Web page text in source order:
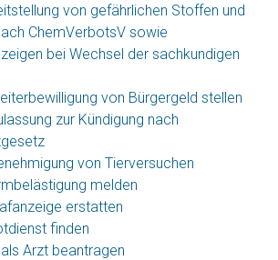
von gefährlichen Stoffen und
ChemVerbotsV sowie
bei Wechsel der sachkundigen
von Bürgergeld stellen
zur Kündigung nach
von Tierversuchen
melden
erstatten
finden
Arzt beantragen